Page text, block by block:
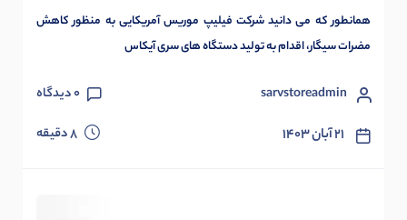
همانطور که می دانید شرکت فیلیپ موریس آمریکایی به منظور کاهش
مضرات سیگار، اقدام به تولید دستگاه های سری آیکاس
sarvstoreadmin
0دیدگاه
۲۱ آبان ۱۴۰۳ 8دقیقه